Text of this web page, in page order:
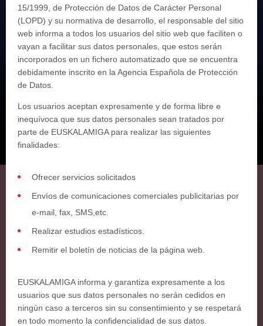
15/1999, de Protección de Datos de Carácter Personal
(LOPD) y su normativa de desarrollo, el responsable del sitio
web informa a todos los usuarios del sitio web que faciliten o
vayan a facilitar sus datos personales, que estos serán
incorporados en un fichero automatizado que se encuentra
debidamente inscrito en la Agencia Española de Protección
de Datos.
Los usuarios aceptan expresamente y de forma libre e
inequívoca que sus datos personales sean tratados por
parte de EUSKALAMIGA para realizar las siguientes
finalidades:
Ofrecer servicios solicitados
Envíos de comunicaciones comerciales publicitarias por
e-mail, fax, SMS,etc.
Realizar estudios estadísticos.
Remitir el boletín de noticias de la página web.
EUSKALAMIGA informa y garantiza expresamente a los
usuarios que sus datos personales no serán cedidos en
ningún caso a terceros sin su consentimiento y se respetará
en todo momento la confidencialidad de sus datos.